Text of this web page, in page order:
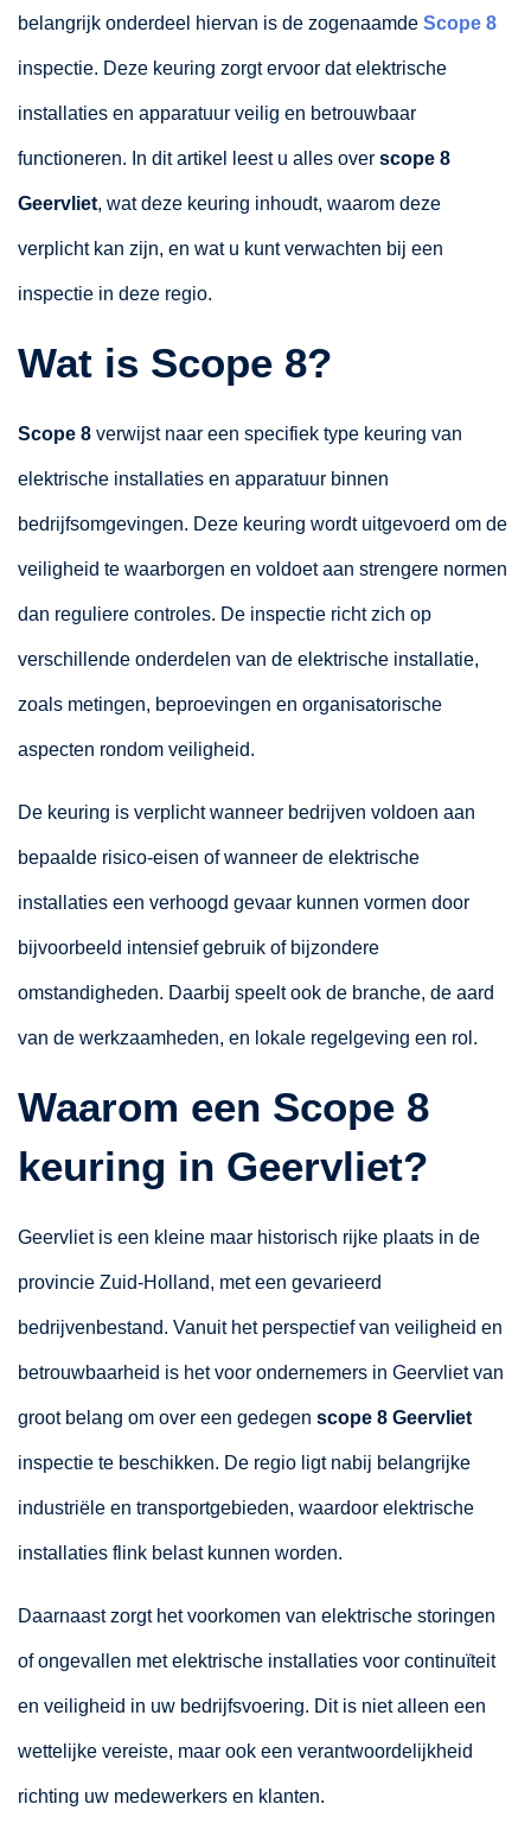
belangrijk onderdeel hiervan is de zogenaamde Scope 8
inspectie. Deze keuring zorgt ervoor dat elektrische
installaties en apparatuur veilig en betrouwbaar
functioneren. In dit artikel leest u alles over scope 8
Geervliet, wat deze keuring inhoudt, waarom deze
verplicht kan zijn, en wat u kunt verwachten bij een
inspectie in deze regio.
Wat is Scope 8?
Scope 8 verwijst naar een specifiek type keuring van
elektrische installaties en apparatuur binnen
bedrijfsomgevingen. Deze keuring wordt uitgevoerd om de
veiligheid te waarborgen en voldoet aan strengere normen
dan reguliere controles. De inspectie richt zich op
verschillende onderdelen van de elektrische installatie,
zoals metingen, beproevingen en organisatorische
aspecten rondom veiligheid.
De keuring is verplicht wanneer bedrijven voldoen aan
bepaalde risico-eisen of wanneer de elektrische
installaties een verhoogd gevaar kunnen vormen door
bijvoorbeeld intensief gebruik of bijzondere
omstandigheden. Daarbij speelt ook de branche, de aard
van de werkzaamheden, en lokale regelgeving een rol.
Waarom een Scope 8
keuring in Geervliet?
Geervliet is een kleine maar historisch rijke plaats in de
provincie Zuid-Holland, met een gevarieerd
bedrijvenbestand. Vanuit het perspectief van veiligheid en
betrouwbaarheid is het voor ondernemers in Geervliet van
groot belang om over een gedegen scope 8 Geervliet
inspectie te beschikken. De regio ligt nabij belangrijke
industriële en transportgebieden, waardoor elektrische
installaties flink belast kunnen worden.
Daarnaast zorgt het voorkomen van elektrische storingen
of ongevallen met elektrische installaties voor continuïteit
en veiligheid in uw bedrijfsvoering. Dit is niet alleen een
wettelijke vereiste, maar ook een verantwoordelijkheid
richting uw medewerkers en klanten.